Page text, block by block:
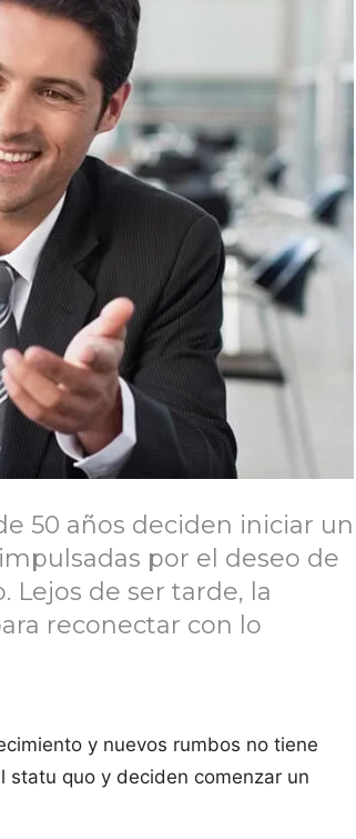
50 años deciden iniciar un
por el deseo de
de ser tarde, la
reconectar con lo
y nuevos rumbos no tiene
statu quo y deciden comenzar un